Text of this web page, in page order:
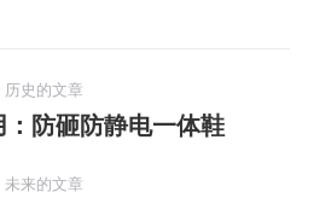
历史的文章
历
的
防砸防静电一体鞋
未来的文章